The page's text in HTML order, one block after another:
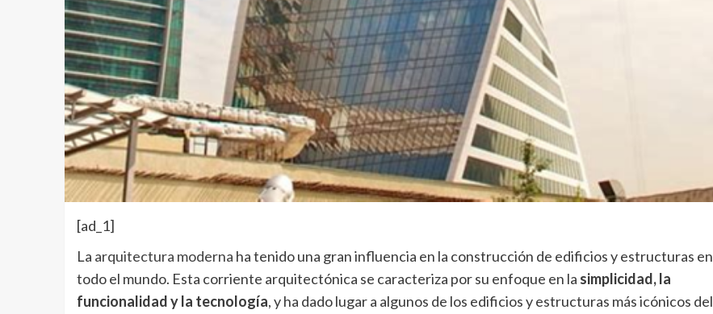
[ad_1]
La arquitectura moderna ha tenido una gran influencia en la construcción de edificios y estructuras en
todo el mundo. Esta corriente arquitectónica se caracteriza por su enfoque en la simplicidad, la
funcionalidad y la tecnología, y ha dado lugar a algunos de los edificios y estructuras más icónicos del